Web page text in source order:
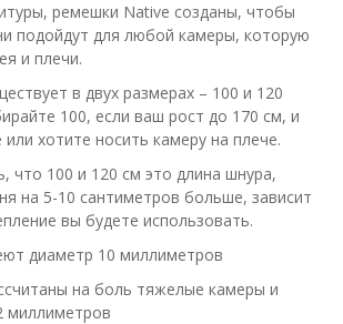
ремешки Native созданы, чтобы
подойдут для любой камеры, которую
и плечи.
в двух размерах – 100 и 120
100, если ваш рост до 170 см, и
хотите носить камеру на плече.
что 100 и 120 см это длина шнура,
на 5-10 сантиметров больше, зависит
вы будете использовать.
диаметр 10 миллиметров
на боль тяжелые камеры и
миллиметров